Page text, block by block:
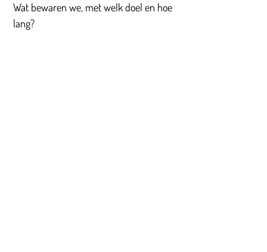
Wat bewaren we, met welk doel en hoe
lang?